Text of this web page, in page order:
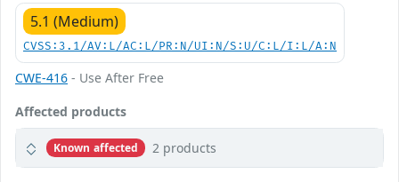
5.1 (Medium)
CVSS:3.1/AV:L/AC:L/PR:N/UI:N/S:U/C:L/I:L/A:N
CWE-416 - Use After Free
Affected products
Known affected 2 products